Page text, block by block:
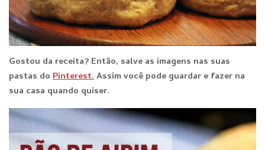
Gostou da receita? Então, salve as imagens nas suas
pastas do Pinterest.Assim você pode guardar e fazer na
sua casa quando quiser.